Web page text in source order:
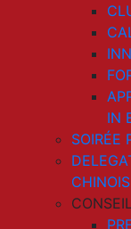
IN
SOIRÉE